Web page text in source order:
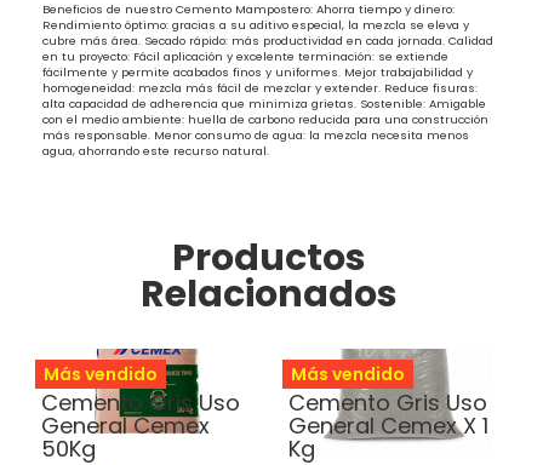
Beneficios de nuestro Cemento Mampostero: Ahorra tiempo y dinero:
Rendimiento óptimo: gracias a su aditivo especial, la mezcla se eleva y
cubre más área. Secado rápido: más productividad en cada jornada. Calidad
en tu proyecto: Fácil aplicación y excelente terminación: se extiende
fácilmente y permite acabados finos y uniformes. Mejor trabajabilidad y
homogeneidad: mezcla más fácil de mezclar y extender. Reduce fisuras:
alta capacidad de adherencia que minimiza grietas. Sostenible: Amigable
con el medio ambiente: huella de carbono reducida para una construcción
más responsable. Menor consumo de agua: la mezcla necesita menos
agua, ahorrando este recurso natural.
Productos
Relacionados
Más vendido
Cemento
Cemento Gris Uso
General Cemex
50Kg
Más vendido
Cemento
Cemento Gris Uso
General Cemex X 1
Kg